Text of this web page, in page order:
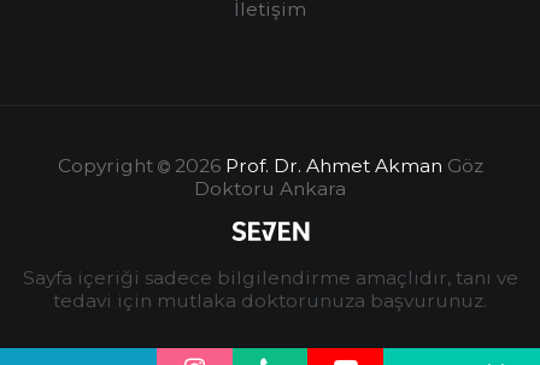
İletişim
Copyright 2026 Prof. Dr. Ahmet Akman Göz
Doktoru Ankara
Sayfa içeriği sadece bilgilendirme amaçlıdır, tanı ve
tedavi için mutlaka doktorunuza başvurunuz.